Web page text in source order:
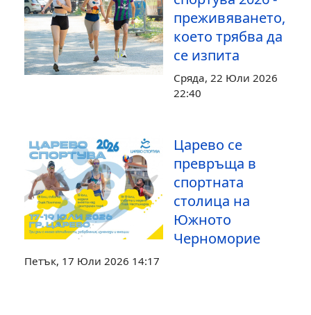
преживяването,
което трябва да
се изпита
Сряда, 22 Юли 2026
22:40
Царево се
превръща в
спортната
столица на
Южното
Черноморие
Петък, 17 Юли 2026 14:17